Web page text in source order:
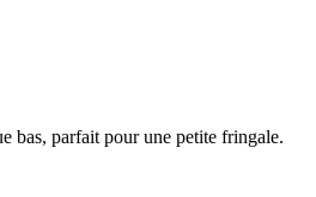
bas, parfait pour une petite fringale.